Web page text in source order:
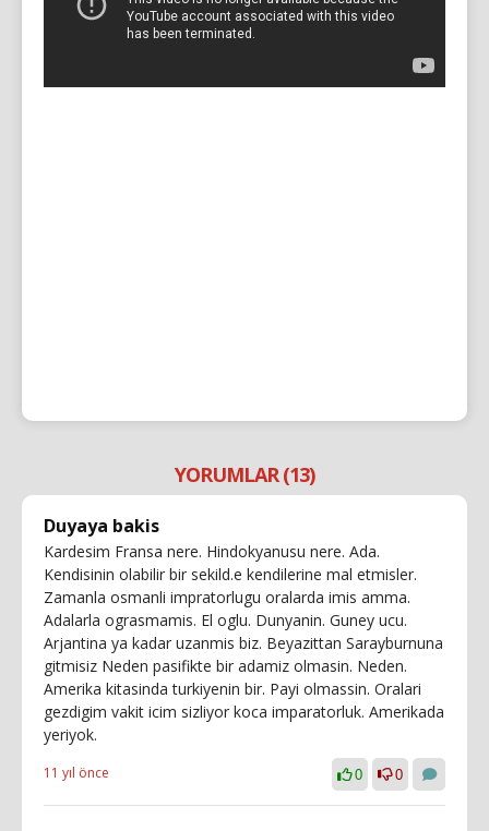
YORUMLAR (13)
Duyaya bakis
Kardesim Fransa nere. Hindokyanusu nere. Ada.
Kendisinin olabilir bir sekild.e kendilerine mal etmisler.
Zamanla osmanli impratorlugu oralarda imis amma.
Adalarla ograsmamis. El oglu. Dunyanin. Guney ucu.
Arjantina ya kadar uzanmis biz. Beyazittan Sarayburnuna
gitmisiz Neden pasifikte bir adamiz olmasin. Neden.
Amerika kitasinda turkiyenin bir. Payi olmassin. Oralari
gezdigim vakit icim sizliyor koca imparatorluk. Amerikada
yeriyok.
11 yıl önce 0 0